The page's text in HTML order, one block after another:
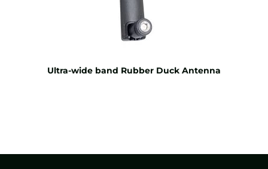
Ultra-wide band Rubber Duck Antenna